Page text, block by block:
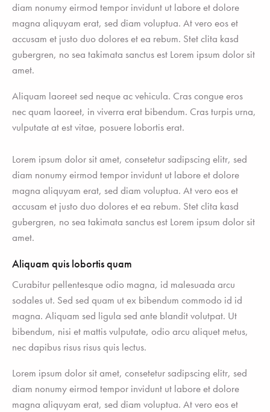
diam nonumy eirmod tempor invidunt ut labore et dolore
magna aliquyam erat, sed diam voluptua. At vero eos et
accusam et justo duo dolores et ea rebum. Stet clita kasd
gubergren, no sea takimata sanctus est Lorem ipsum dolor sit
amet.
Aliquam laoreet sed neque ac vehicula. Cras congue eros
nec quam laoreet, in viverra erat bibendum. Cras turpis urna,
vulputate at est vitae, posuere lobortis erat.
Lorem ipsum dolor sit amet, consetetur sadipscing elitr, sed
diam nonumy eirmod tempor invidunt ut labore et dolore
magna aliquyam erat, sed diam voluptua. At vero eos et
accusam et justo duo dolores et ea rebum. Stet clita kasd
gubergren, no sea takimata sanctus est Lorem ipsum dolor sit
amet.
Aliquam quis lobortis quam
Curabitur pellentesque odio magna, id malesuada arcu
sodales ut. Sed sed quam ut ex bibendum commodo id id
magna. Aliquam sed ligula sed ante blandit volutpat. Ut
bibendum, nisi et mattis vulputate, odio arcu aliquet metus,
nec dapibus risus risus quis lectus.
Lorem ipsum dolor sit amet, consetetur sadipscing elitr, sed
diam nonumy eirmod tempor invidunt ut labore et dolore
magna aliquyam erat, sed diam voluptua. At vero eos et